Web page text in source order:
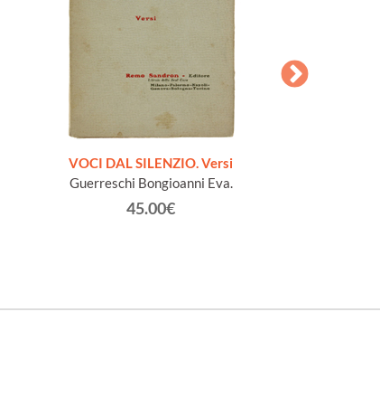
VOCI DAL SILENZIO. Versi
Guerreschi Bongioanni Eva.
45.00€